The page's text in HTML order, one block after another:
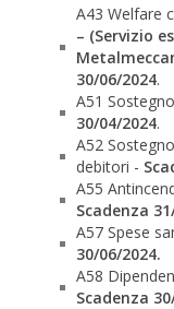
A43 Welfare
– (Servizio
30/06/2024.
A51
30/04/2024.
A52
debitori -
A55
Scadenza
A57 Spese
30/06/2024.
A58
Scadenza